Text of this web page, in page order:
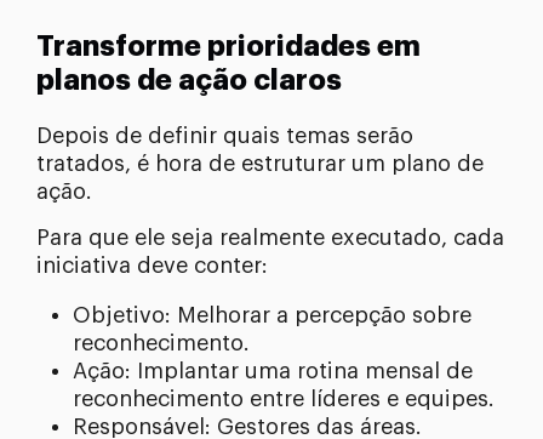
Transforme prioridades em
planos de ação claros
Depois de definir quais temas serão
tratados, é hora de estruturar um plano de
ação.
Para que ele seja realmente executado, cada
iniciativa deve conter:
Objetivo: Melhorar a percepção sobre
reconhecimento.
Ação: Implantar uma rotina mensal de
reconhecimento entre líderes e equipes.
Responsável: Gestores das áreas.